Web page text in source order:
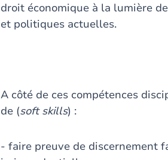
droit économique à la lumière
et politiques actuelles.
A côté de ces compétences
de (soft skills) :
- faire preuve de discernement